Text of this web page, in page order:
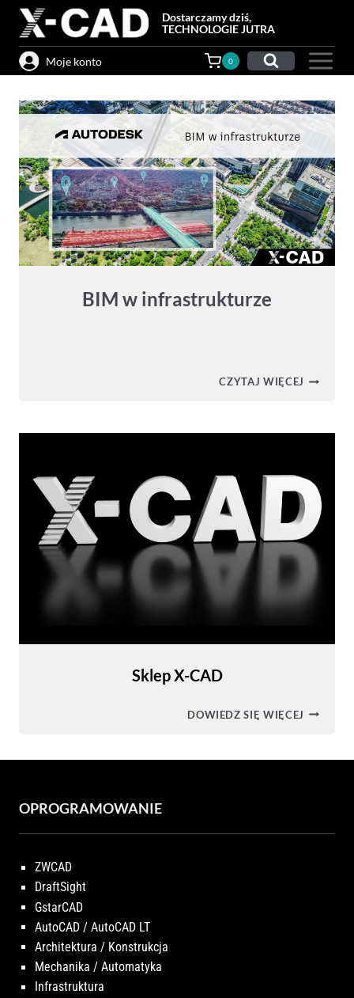
Przejdź
treści
Dostarczamy dziś,
TECHNOLOGIE JUTRA
Moje konto 0
BIM w infrastrukturze
CZYTAJ WIĘCEJ BIM
Sklep X-CAD
DOWIEDZ SIĘ WIĘCEJ SKLEP
OPROGRAMOWANIE
ZWCAD
DraftSight
GstarCAD
AutoCAD / AutoCAD LT
Architektura / Konstrukcja
Mechanika / Automatyka
Infrastruktura